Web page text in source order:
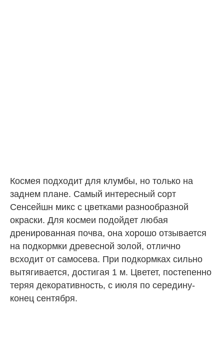
Космея подходит для клумбы, но только на
заднем плане. Самый интересный сорт
Сенсейшн микс с цветками разнообразной
окраски. Для космеи подойдет любая
дренированная почва, она хорошо отзывается
на подкормки древесной золой, отлично
всходит от самосева. При подкормках сильно
вытягивается, достигая 1 м. Цветет, постепенно
теряя декоративность, с июля по середину-
конец сентября.